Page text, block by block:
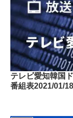
テレビ愛知韓国
番組表2021/01/